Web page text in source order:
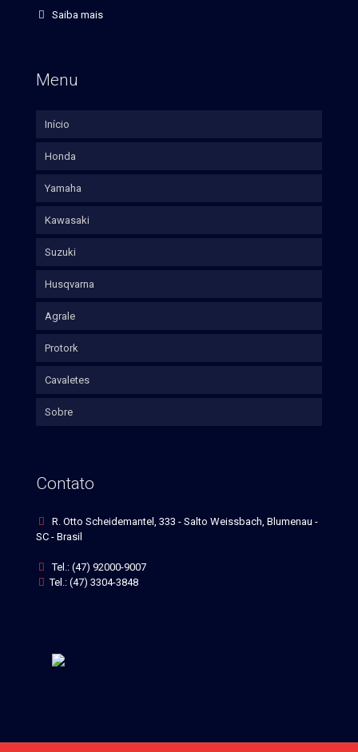
Saiba mais
Menu
Início
Honda
Yamaha
Kawasaki
Suzuki
Husqvarna
Agrale
Protork
Cavaletes
Sobre
Contato
R. Otto Scheidemantel, 333 - Salto Weissbach, Blumenau -
SC - Brasil
Tel.: (47) 92000-9007
Tel.: (47) 3304-3848